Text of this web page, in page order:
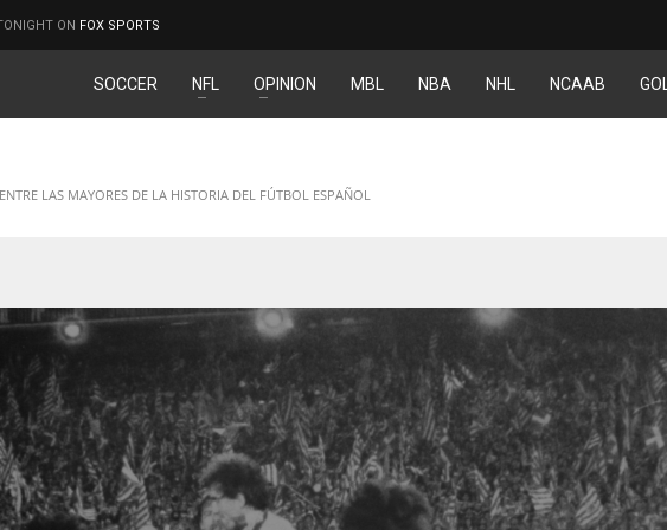
ON FOX SPORTS
SOCCER NFL OPINION MBL NBA NHL NCAAB
LAS MAYORES DE LA HISTORIA DEL FÚTBOL ESPAÑOL